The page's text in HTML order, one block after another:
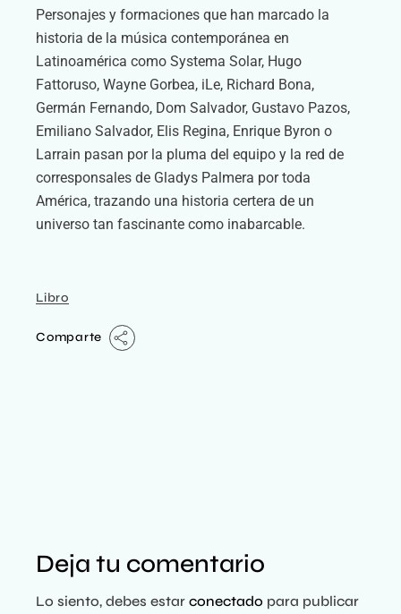
Personajes y formaciones que han marcado la
historia de la música contemporánea en
Latinoamérica como Systema Solar, Hugo
Fattoruso, Wayne Gorbea, iLe, Richard Bona,
Germán Fernando, Dom Salvador, Gustavo Pazos,
Emiliano Salvador, Elis Regina, Enrique Byron o
Larrain pasan por la pluma del equipo y la red de
corresponsales de Gladys Palmera por toda
América, trazando una historia certera de un
universo tan fascinante como inabarcable.
Libro
Comparte
Deja tu comentario
Lo siento, debes estarconectado para publicar